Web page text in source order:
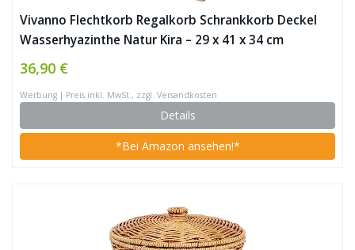
Vivanno Flechtkorb Regalkorb Schrankkorb Deckel
Wasserhyazinthe Natur Kira – 29 x 41 x 34 cm
36,90 €
Werbung | Preis inkl. MwSt., zzgl. Versandkosten
Details
*Bei Amazon ansehen!*